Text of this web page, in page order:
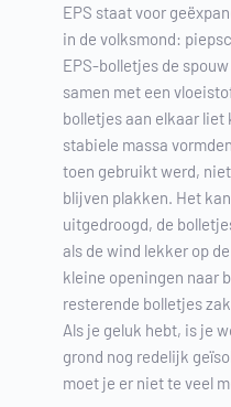
EPS staat voor
in de volksmond:
EPS-bolletjes de
samen met een
bolletjes aan elkaar liet
stabiele massa
toen gebruikt werd,
blijven plakken. Het
uitgedroogd, de
als de wind lekker op
kleine openingen naar
resterende bolletjes
Als je geluk hebt, is je
grond nog redelijk
moet je er niet te veel